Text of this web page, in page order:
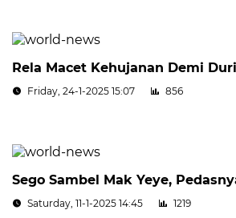
Rela Macet Kehujanan Demi
Friday, 24-1-2025 15:07 856
Sego Sambel Mak Yeye,
Saturday, 11-1-2025 14:45 1219